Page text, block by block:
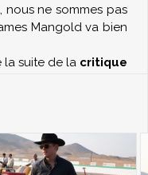
ne sommes pas
Mangold va bien
la suite de la critique